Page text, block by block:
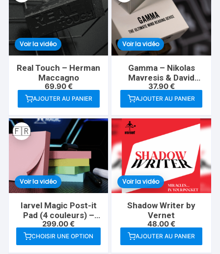
Voir la vidéo
Real Touch – Herman
Maccagno
69.90€
AJOUTER AU PANIER
Voir la vidéo
Gamma – Nikolas
Mavresis & David
Jonathan
37.90€
AJOUTER AU PANIER
🇫🇷
Voir la vidéo
Iarvel Magic Post-it
Pad (4 couleurs) –
Iarvel Magic
299.00€
CHOISIR UNE OPTION
Ce
Voir la vidéo
Shadow Writer by
Vernet
48.00€
AJOUTER AU PANIER